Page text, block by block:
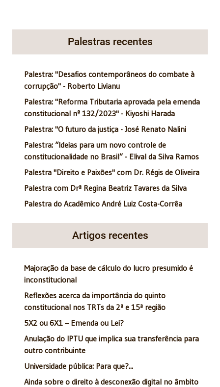
Palestras recentes
Palestra: "Desafios contemporâneos do combate à
corrupção" - Roberto Livianu
Palestra: "Reforma Tributaria aprovada pela emenda
constitucional nº 132/2023" - Kiyoshi Harada
Palestra: "O futuro da justiça - José Renato Nalini
Palestra: “Ideias para um novo controle de
constitucionalidade no Brasil” - Elival da Silva Ramos
Palestra "Direito e Paixões" com Dr. Régis de Oliveira
Palestra com Drª Regina Beatriz Tavares da Silva
Palestra do Acadêmico André Luiz Costa-Corrêa
Artigos recentes
Majoração da base de cálculo do lucro presumido é
inconstitucional
Reflexões acerca da importância do quinto
constitucional nos TRTs da 2ª e 15ª região
5X2 ou 6X1 – Emenda ou Lei?
Anulação do IPTU que implica sua transferência para
outro contribuinte
Universidade pública: Para que?...
Ainda sobre o direito à desconexão digital no âmbito